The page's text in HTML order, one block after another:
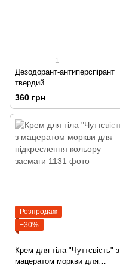
1
Дезодорант-антиперспірант
твердий
360 грн
Розпродаж
−30%
Крем для тіла "Чуттєвість" з
мацератом моркви для